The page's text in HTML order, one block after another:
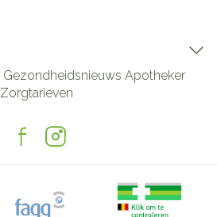
Gezondheidsnieuws Apotheker
Zorgtarieven